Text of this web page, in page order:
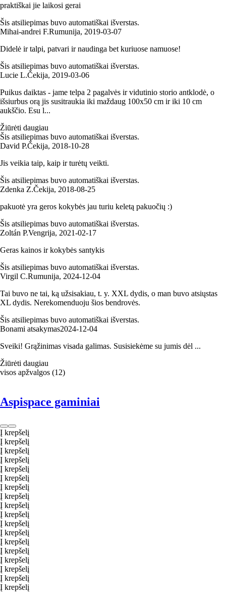
praktiškai jie laikosi gerai
Šis atsiliepimas buvo automatiškai išverstas.
Mihai-andrei F.Rumunija, 2019‑03‑07
Didelė ir talpi, patvari ir naudinga bet kuriuose namuose!
Šis atsiliepimas buvo automatiškai išverstas.
Lucie L.Čekija, 2019‑03‑06
Puikus daiktas - jame telpa 2 pagalvės ir vidutinio storio antklodė, o
išsiurbus orą jis susitraukia iki maždaug 100x50 cm ir iki 10 cm
aukščio. Esu l...
Žiūrėti daugiau
Šis atsiliepimas buvo automatiškai išverstas.
David P.Čekija, 2018‑10‑28
Jis veikia taip, kaip ir turėtų veikti.
Šis atsiliepimas buvo automatiškai išverstas.
Zdenka Z.Čekija, 2018‑08‑25
pakuotė yra geros kokybės jau turiu keletą pakuočių :)
Šis atsiliepimas buvo automatiškai išverstas.
Zoltán P.Vengrija, 2021‑02‑17
Geras kainos ir kokybės santykis
Šis atsiliepimas buvo automatiškai išverstas.
Virgil C.Rumunija, 2024‑12‑04
Tai buvo ne tai, ką užsisakiau, t. y. XXL dydis, o man buvo atsiųstas
XL dydis. Nerekomenduoju šios bendrovės.
Šis atsiliepimas buvo automatiškai išverstas.
Bonami atsakymas2024‑12‑04
Sveiki! Grąžinimas visada galimas. Susisiekėme su jumis dėl ...
Žiūrėti daugiau
visos apžvalgos (12)
Aspispace gaminiai
Į krepšelį
Į krepšelį
Į krepšelį
Į krepšelį
Į krepšelį
Į krepšelį
Į krepšelį
Į krepšelį
Į krepšelį
Į krepšelį
Į krepšelį
Į krepšelį
Į krepšelį
Į krepšelį
Į krepšelį
Į krepšelį
Į krepšelį
Į krepšelį